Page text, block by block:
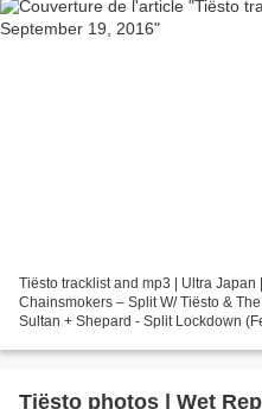
Tiësto tracklist and mp3 | Ultra
Chainsmokers – Split W/ Tiësto &
Sultan + Shepard - Split Lockdown
Tiësto photos | Wet